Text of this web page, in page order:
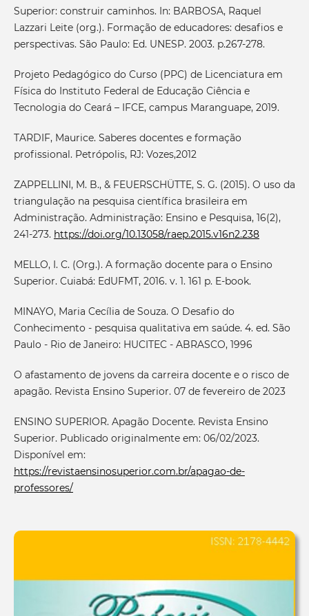
Superior: construir caminhos. In: BARBOSA, Raquel
Lazzari Leite (org.). Formação de educadores: desafios e
perspectivas. São Paulo: Ed. UNESP. 2003. p.267-278.
Projeto Pedagógico do Curso (PPC) de Licenciatura em
Física do Instituto Federal de Educação Ciência e
Tecnologia do Ceará – IFCE, campus Maranguape, 2019.
TARDIF, Maurice. Saberes docentes e formação
profissional. Petrópolis, RJ: Vozes,2012
ZAPPELLINI, M. B., & FEUERSCHÜTTE, S. G. (2015). O uso da
triangulação na pesquisa científica brasileira em
Administração. Administração: Ensino e Pesquisa, 16(2),
241-273. https://doi.org/10.13058/raep.2015.v16n2.238
MELLO, I. C. (Org.). A formação docente para o Ensino
Superior. Cuiabá: EdUFMT, 2016. v. 1. 161 p. E-book.
MINAYO, Maria Cecília de Souza. O Desafio do
Conhecimento - pesquisa qualitativa em saúde. 4. ed. São
Paulo - Rio de Janeiro: HUCITEC - ABRASCO, 1996
O afastamento de jovens da carreira docente e o risco de
apagão. Revista Ensino Superior. 07 de fevereiro de 2023
ENSINO SUPERIOR. Apagão Docente. Revista Ensino
Superior. Publicado originalmente em: 06/02/2023.
Disponível em:
https://revistaensinosuperior.com.br/apagao-de-
professores/